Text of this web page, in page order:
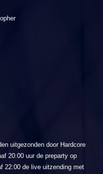
uitgezonden door Hardcore
20:00 uur de preparty op
22:00 de live uitzending met